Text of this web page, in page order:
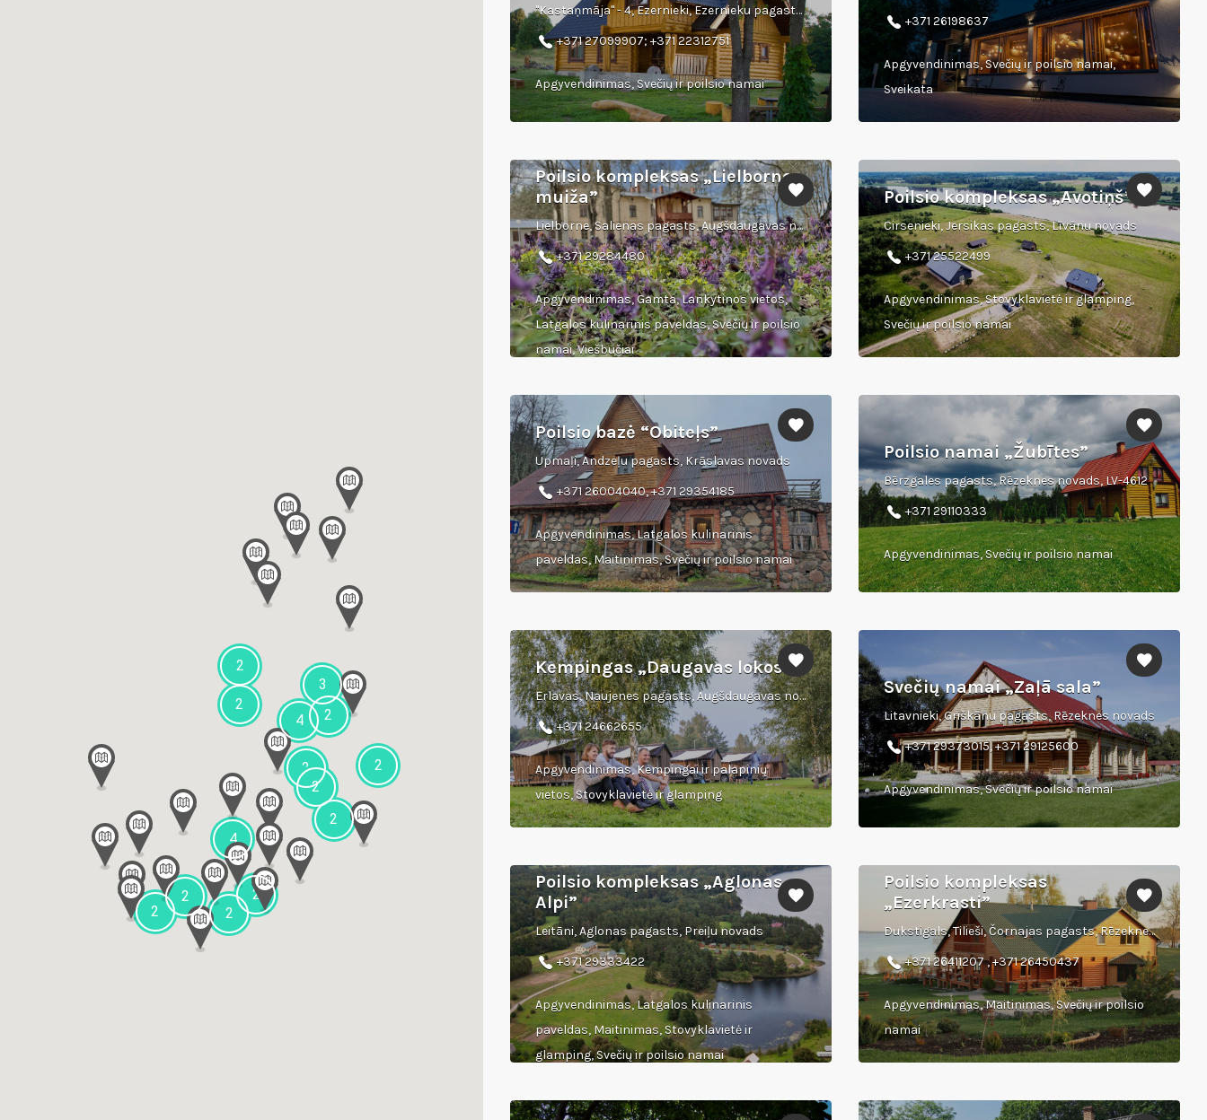
2
4
2
2
3
4
2
2
2
2
2
2
2
2
"Kastaņmāja" - 4, Ezernieki, Ezernieku pagasts, Kraslavas novads, LV-5692
+371 27099907; +371 22312751
Apgyvendinimas, Svečių ir poilsio namai
+371 26198637
Apgyvendinimas, Svečių ir poilsio namai,
Sveikata
Poilsio kompleksas „Lielbornes
muiža”
Lielborne, Salienas pagasts, Augšdaugavas novads
+371 29284480
Apgyvendinimas, Gamta, Lankytinos vietos,
Latgalos kulinarinis paveldas, Svečių ir poilsio
namai, Viešbučiai
Poilsio kompleksas „Avotiņš”
Cirsenieki, Jersikas pagasts, Līvānu novads
+371 25522499
Apgyvendinimas, Stovyklavietė ir glamping,
Svečių ir poilsio namai
Poilsio bazė “Obiteļs”
Upmaļi, Andzeļu pagasts, Krāslavas novads
+371 26004040, +371 29354185
Apgyvendinimas, Latgalos kulinarinis
paveldas, Maitinimas, Svečių ir poilsio namai
Poilsio namai „Žubītes”
Bērzgales pagasts, Rēzeknes novads, LV-4612
+371 29110333
Apgyvendinimas, Svečių ir poilsio namai
Kempingas „Daugavas lokos”
Erlavas, Naujenes pagasts, Augšdaugavas novads
+371 24662655
Apgyvendinimas, Kempingai ir palapinių
vietos, Stovyklavietė ir glamping
Svečių namai „Zaļā sala”
Litavnieki, Griškānu pagasts, Rēzeknes novads
+371 29373015, +371 29125600
Apgyvendinimas, Svečių ir poilsio namai
Poilsio kompleksas „Aglonas
Alpi”
Leitāni, Aglonas pagasts, Preiļu novads
+371 29333422
Apgyvendinimas, Latgalos kulinarinis
paveldas, Maitinimas, Stovyklavietė ir
glamping, Svečių ir poilsio namai
Poilsio kompleksas
„Ezerkrasti”
Dukstigals, Tilieši, Čornajas pagasts, Rēzeknes novads
+371 26411207 , +371 26450437
Apgyvendinimas, Maitinimas, Svečių ir poilsio
namai